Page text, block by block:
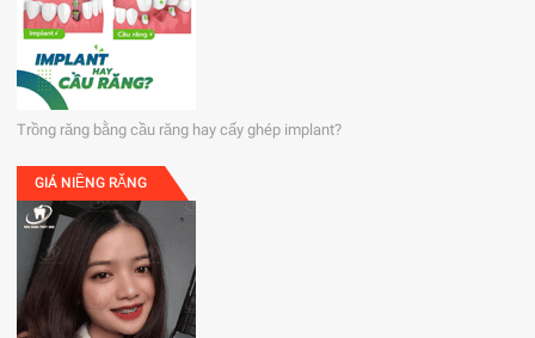
Trồng răng bằng cầu răng hay cấy ghép implant?
GIÁ NIỀNG RĂNG